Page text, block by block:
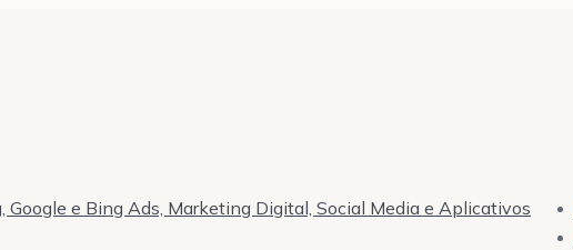
e Bing Ads, Marketing Digital, Social Media e Aplicativos